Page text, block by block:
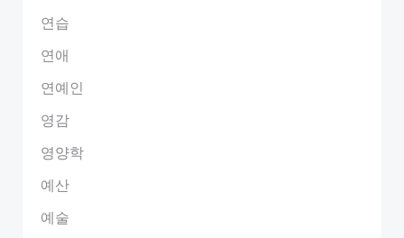
연습
연애
연예인
영감
영양학
예산
예술